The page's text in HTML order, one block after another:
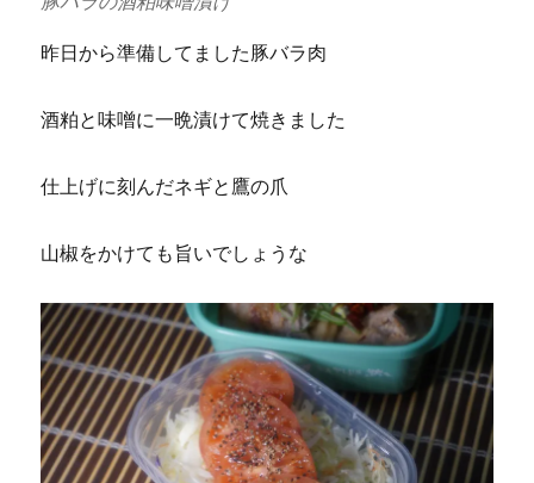
昨日から準備してました豚バラ肉
酒粕と味噌に一晩漬けて焼きました
仕上げに刻んだネギと鷹の爪
山椒をかけても旨いでしょうな